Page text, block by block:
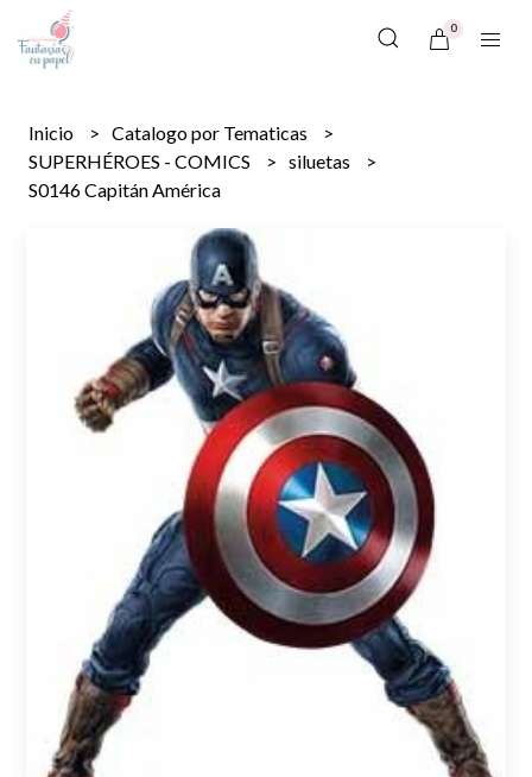
0
Inicio
Catalogo por Tematicas
SUPERHÉROES - COMICS
siluetas
S0146 Capitán América